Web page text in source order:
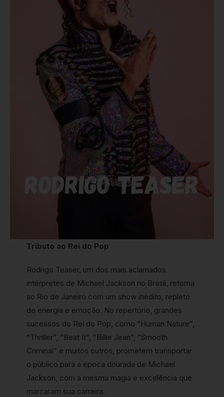
Tributo ao Rei do Pop
Rodrigo Teaser, um dos mais aclamados
intérpretes de Michael Jackson no Brasil, retorna
ao Rio de Janeiro com um show inédito, repleto
de energia e emoção. No repertório, grandes
sucessos do Rei do Pop, como “Human Nature”,
“Thriller”, “Beat It”, “Billie Jean”, “Smooth
Criminal” e muitos outros, prometem transportar
o público para a época dourada de Michael
Jackson, com a mesma magia e excelência que
marcaram sua carreira.